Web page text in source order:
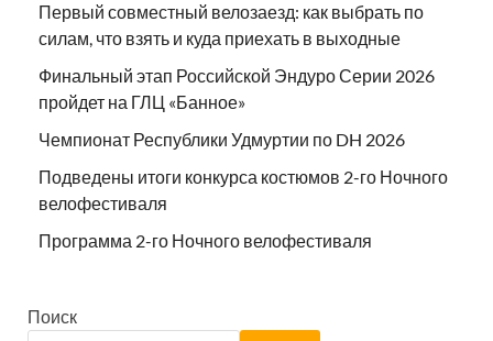
Первый совместный велозаезд: как выбрать по
силам, что взять и куда приехать в выходные
Финальный этап Российской Эндуро Серии 2026
пройдет на ГЛЦ «Банное»
Чемпионат Республики Удмуртии по DH 2026
Подведены итоги конкурса костюмов 2-го Ночного
велофестиваля
Программа 2-го Ночного велофестиваля
Поиск